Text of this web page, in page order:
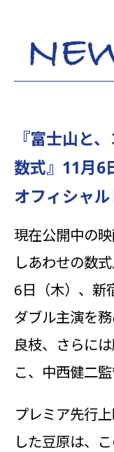
『富士山と
数式』 11月6
オフィシャ
現在公開中の
しあわせの数
6日（木）、新
ダブル主演を
良枝、さらに
こ、中西健二監
プレミア先行
した豆原は、